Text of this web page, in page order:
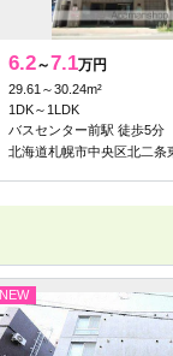
6.2～7.1万円
29.61～30.24m²
1DK～1LDK
バスセンター前駅 徒歩5分
北海道札幌市中央区北二条
NEW